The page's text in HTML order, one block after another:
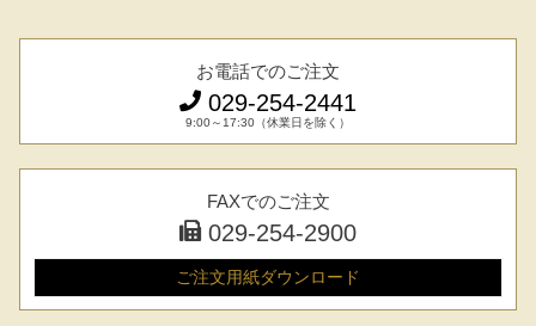
お電話でのご注文
029-254-2441
9:00～17:30（休業日を除く）
FAXでのご注文
029-254-2900
ご注文用紙ダウンロード